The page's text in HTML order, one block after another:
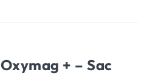
Oxymag + – Sac